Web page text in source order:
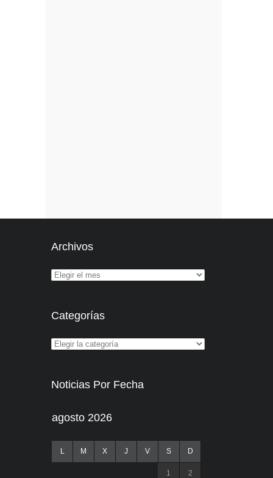
Archivos
Categorías
Noticias Por Fecha
agosto 2026
L M X J V S D
1 2